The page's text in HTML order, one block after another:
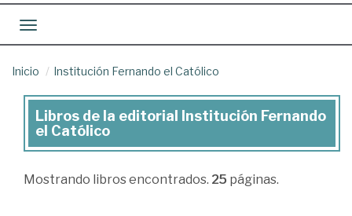
Toggle navigation
Inicio Institución Fernando el Católico
Libros
de
la
Libros de la editorial Institución Fernando
el Católico
Mostrando libros encontrados. 25 páginas.